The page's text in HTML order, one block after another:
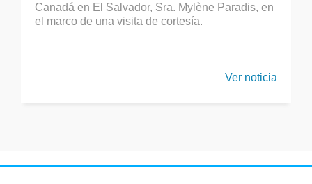
Canadá en El Salvador, Sra. Mylène Paradis, en
el marco de una visita de cortesía.
Ver noticia